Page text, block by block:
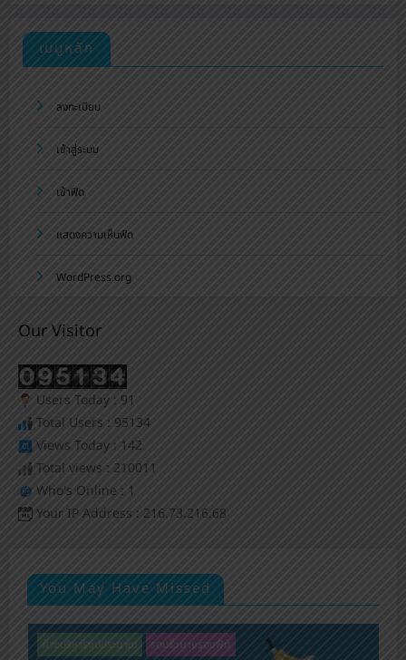
เมนูหลัก
ลงทะเบียน
เข้าสู่ระบบ
เข้าฟีด
แสดงความเห็นฟีด
WordPress.org
Our Visitor
Users Today : 91
Total Users : 95134
Views Today : 142
Total views : 210011
Who's Online : 1
Your IP Address : 216.73.216.68
You May Have Missed
ฝ่ายบริหารงบประมาณ รอบรั้วนางรองพิท